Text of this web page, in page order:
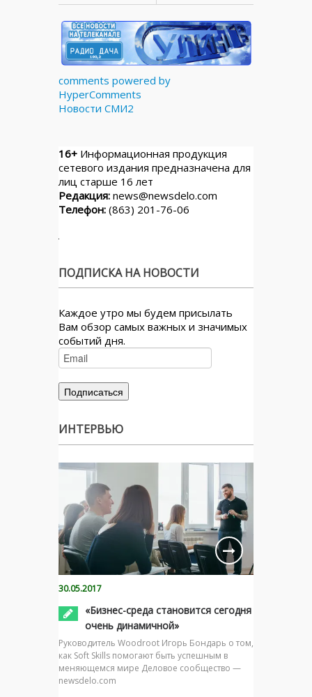
comments powered by
HyperComments
Новости СМИ2
16+ Информационная продукция
сетевого издания предназначена для
лиц старше 16 лет
Редакция: news@newsdelo.com
Телефон: (863) 201-76-06
ПОДПИСКА НА НОВОСТИ
Каждое утро мы будем присылать
Вам обзор самых важных и значимых
событий дня.
ИНТЕРВЬЮ
30.05.2017
«Бизнес-среда становится сегодня
очень динамичной»
Руководитель Woodroot Игорь Бондарь о том,
как Soft Skills помогают быть успешным в
меняющемся мире Деловое сообщество —
newsdelo.com